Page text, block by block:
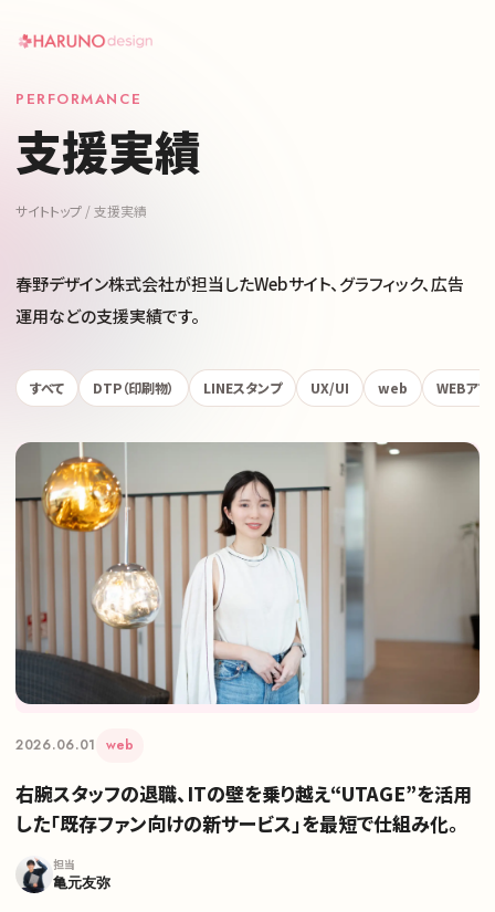
PERFORMANCE
支援実績
サイトトップ /支援実績
春野デザイン株式会社が担当したWebサイト、グラフィック、広告
運用などの支援実績です。
すべて DTP（印刷物） LINEスタンプ UX/UI web WEBアプ
2026.06.01 web
右腕スタッフの退職、ITの壁を乗り越え“UTAGE”を活用
した「既存ファン向けの新サービス」を最短で仕組み化。
担当
亀元友弥